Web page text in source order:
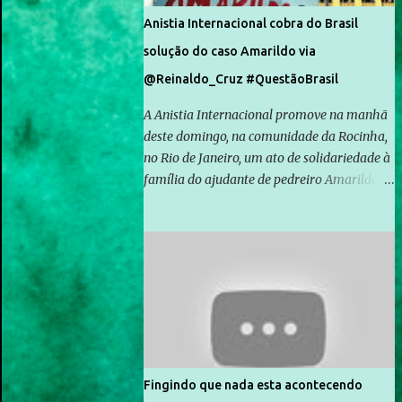
Anistia Internacional cobra do Brasil
solução do caso Amarildo via
@Reinaldo_Cruz #QuestãoBrasil
A Anistia Internacional promove na manhã
deste domingo, na comunidade da Rocinha,
no Rio de Janeiro, um ato de solidariedade à
família do ajudante de pedreiro Amarildo de
Rocinha. A assessora de Direitos Humanos
da Anistia Internacional, Renata Neder, disse
à Agência Brasil que ações e atividades de
mobilização são feitas normalmente pela
organização não governamental. As ações
de solidariedade são promovidas em apoio
Fingindo que nada esta acontecendo